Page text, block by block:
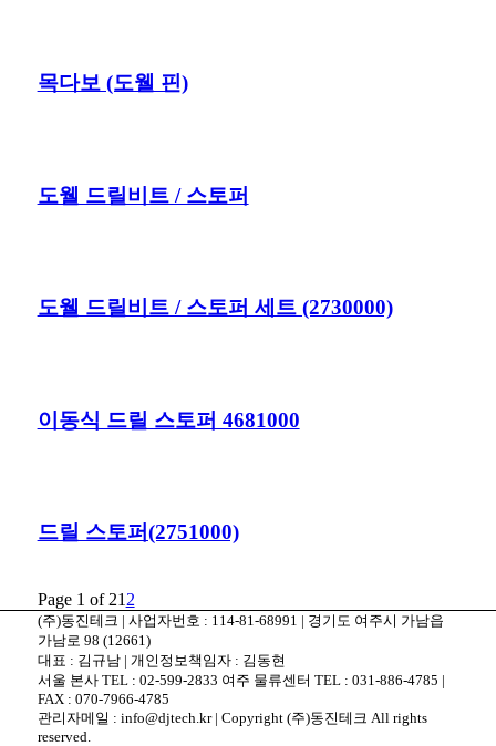
목다보 (도웰 핀)
도웰 드릴비트 / 스토퍼
도웰 드릴비트 / 스토퍼 세트 (2730000)
이동식 드릴 스토퍼 4681000
드릴 스토퍼(2751000)
Page 1 of 21 2
(주)동진테크 | 사업자번호 : 114-81-68991 | 경기도 여주시 가남읍
가남로 98 (12661)
대표 : 김규남 | 개인정보책임자 : 김동현
서울 본사 TEL : 02-599-2833 여주 물류센터 TEL : 031-886-4785 |
FAX : 070-7966-4785
관리자메일 : info@djtech.kr | Copyright (주)동진테크 All rights
reserved.